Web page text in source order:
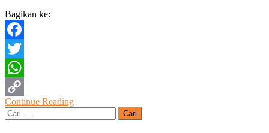
Bagikan ke:
Facebook
Twitter
WhatsApp
Copy
Continue Reading
Cari
untuk: